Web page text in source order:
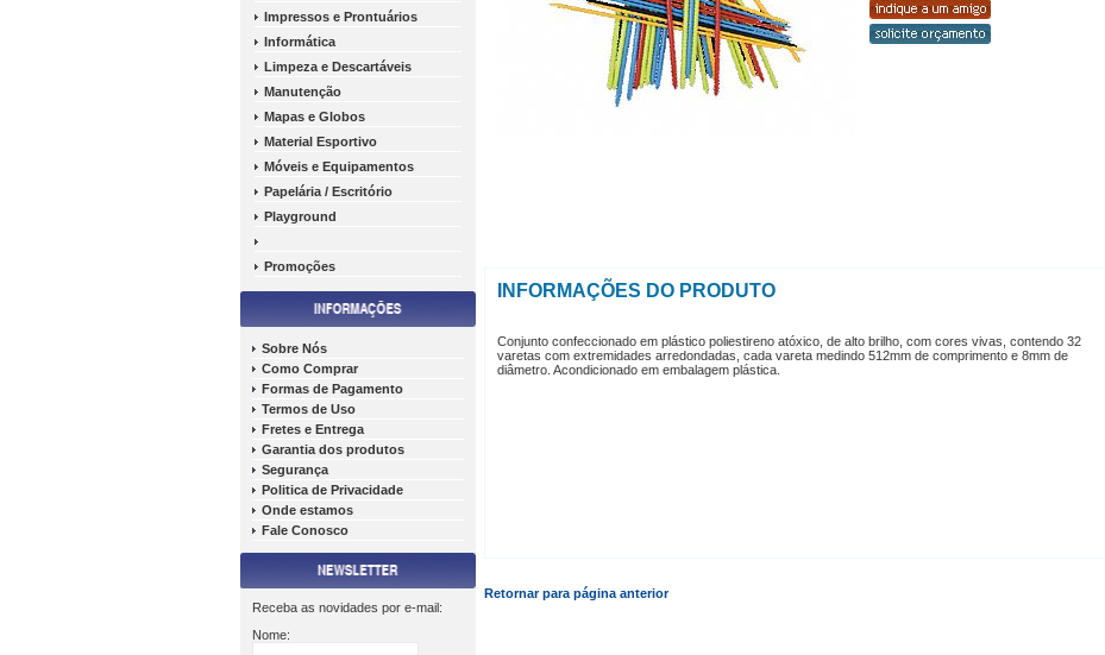
Impressos e Prontuários
Informática
Limpeza e Descartáveis
Manutenção
Mapas e Globos
Material Esportivo
Móveis e Equipamentos
Papelária / Escritório
Playground
Promoções
Sobre Nós
Como Comprar
Formas de Pagamento
Termos de Uso
Fretes e Entrega
Garantia dos produtos
Segurança
Politica de Privacidade
Onde estamos
Fale Conosco
Receba as novidades por e-mail:
Nome:
INFORMAÇÕES DO PRODUTO
Conjunto confeccionado em plástico poliestireno atóxico, de alto brilho, com cores vivas, contendo 32
varetas com extremidades arredondadas, cada vareta medindo 512mm de comprimento e 8mm de
diâmetro. Acondicionado em embalagem plástica.
Retornar para página anterior